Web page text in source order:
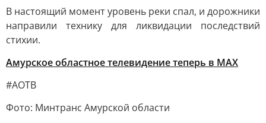
В настоящий момент уровень реки спал, и дорожники
направили технику для ликвидации последствий
стихии.
Амурское областное телевидение теперь в МАХ
#АОТВ
Фото: Минтранс Амурской области